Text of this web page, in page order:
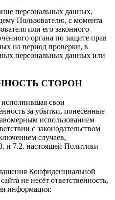
персональных данных,
Пользователю, с момента
или его законного
органа по защите прав
на период проверки, в
персональных данных или
СТОРОН
свои
за убытки, понесённые
использованием
с законодательством
случаев,
и 7.2. настоящей Политики
Конфиденциальной
не несёт ответственность,
информация: